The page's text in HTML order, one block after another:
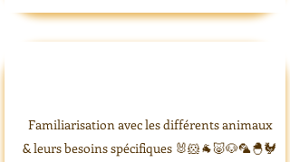
Familiarisation avec les différents animaux
& leurs besoins spécifiques 🐰🐹🐐🐷🐶🦜🐣🐓